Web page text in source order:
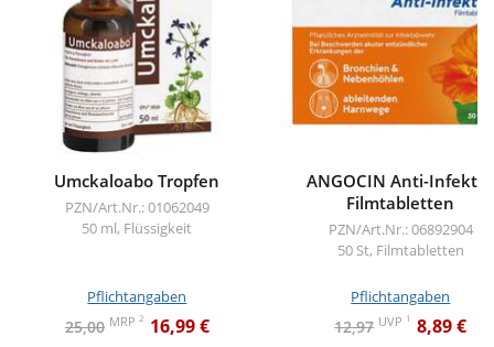
Umckaloabo Tropfen
PZN/Art.Nr.: 01062049
50 ml, Flüssigkeit
Pflichtangaben
25,00 MRP 2 16,99 €
ANGOCIN Anti-Infekt N
Filmtabletten
PZN/Art.Nr.: 06892904
50 St, Filmtabletten
Pflichtangaben
12,97 UVP 1 8,89 €